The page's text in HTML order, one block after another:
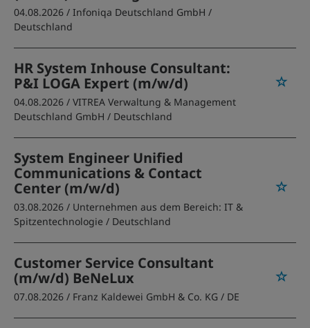
04.08.2026 / Infoniqa Deutschland GmbH /
Deutschland
HR System Inhouse Consultant:
P&I LOGA Expert (m/w/d)
04.08.2026 / VITREA Verwaltung & Management
Deutschland GmbH / Deutschland
System Engineer Unified
Communications & Contact
Center (m/w/d)
03.08.2026 / Unternehmen aus dem Bereich: IT &
Spitzentechnologie / Deutschland
Customer Service Consultant
(m/w/d) BeNeLux
07.08.2026 / Franz Kaldewei GmbH & Co. KG / DE